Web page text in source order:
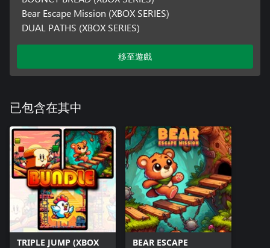
Bear Escape Mission (XBOX SERIES)
DUAL PATHS (XBOX SERIES)
移至遊戲
已包含在其中
TRIPLE JUMP (XBOX BEAR ESCAPE